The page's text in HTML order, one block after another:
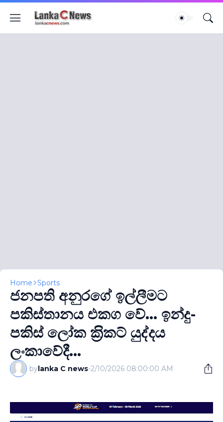
Home Sports
ජනපති අනුරගේ ඉල්ලීමට
පකිස්තානය එකග වේ... ඉන්දු-
පකිස් ලෝක ක‍්‍රිකට් යුද්දය
ලංකාවේදී...
bylanka C news-2/10/2026 08:00:00 AM